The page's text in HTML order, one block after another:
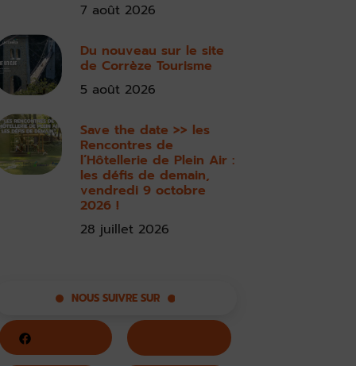
7 août 2026
Du nouveau sur le site
de Corrèze Tourisme
5 août 2026
Save the date >> les
Rencontres de
l’Hôtellerie de Plein Air :
les défis de demain,
vendredi 9 octobre
2026 !
28 juillet 2026
NOUS SUIVRE SUR